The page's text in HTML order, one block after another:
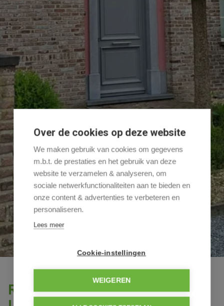
Recente landelijke woning te
Over de cookies op deze website
We maken gebruik van cookies om gegevens
m.b.t. de prestaties en het gebruik van deze
website te verzamelen & analyseren, om
sociale netwerkfunctionaliteiten aan te bieden en
onze content & advertenties te verbeteren en
personaliseren.
Lees meer
Cookie-instellingen
WEIGEREN